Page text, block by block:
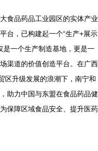
食品药品工业园区的实体产业
台，已构建起一个“生产+展示
是一个生产制造基地，更是一
渠道的价值创造平台。在广西
区升级发展的浪潮下，南宁和
助力中国与东盟在食品药品健
保障区域食品安全、提升医药